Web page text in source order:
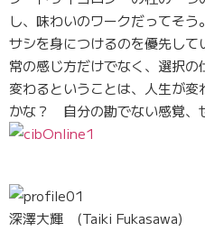
し、味わいのワークだってそ
サシを身につけるのを優先し
常の感じ方だけでなく、選択
変わるということは、人生が
かな？ 自分の勘でない感覚、
深澤大輝 (Taiki Fukasawa)